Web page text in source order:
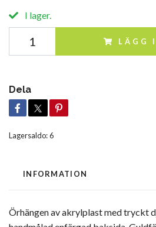
I lager.
LÄGG
Dela
Lagersaldo:6
INFORMATION
Örhängen av akrylplast med tryckt